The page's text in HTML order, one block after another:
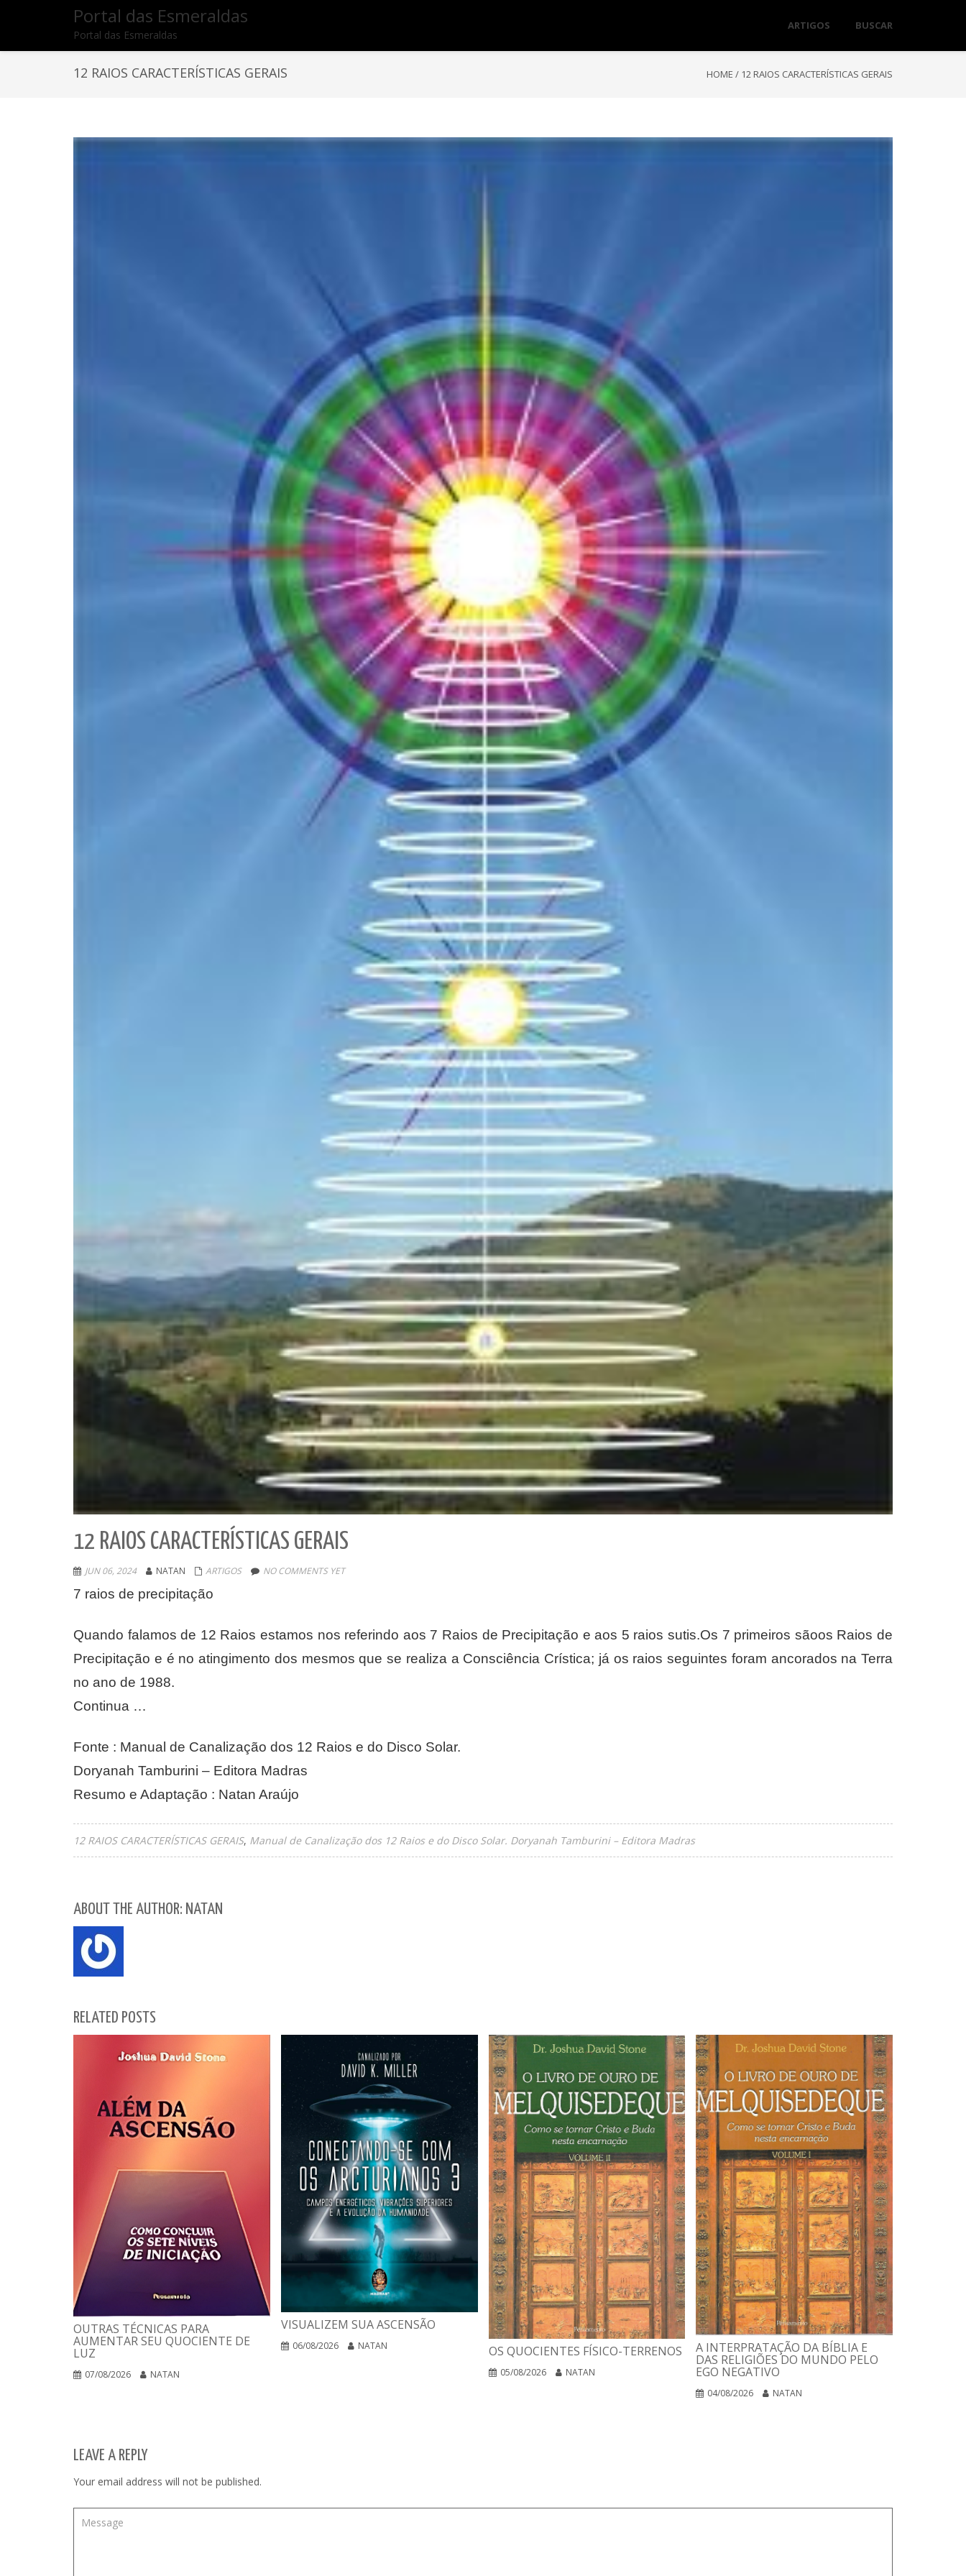
Portal das Esmeraldas
Portal das Esmeraldas
ARTIGOS BUSCAR
12 RAIOS CARACTERÍSTICAS GERAIS HOME / 12 RAIOS CARACTERÍSTICAS GERAIS
12 RAIOS CARACTERÍSTICAS GERAIS
JUN 06, 2024 NATAN ARTIGOS NO COMMENTS YET
7 raios de precipitação
Quando falamos de 12 Raios estamos nos referindo aos 7 Raios de Precipitação e aos 5 raios sutis.Os 7 primeiros sãoos Raios de
Precipitação e é no atingimento dos mesmos que se realiza a Consciência Crística; já os raios seguintes foram ancorados na Terra
no ano de 1988.
Continua …
Fonte : Manual de Canalização dos 12 Raios e do Disco Solar.
Doryanah Tamburini – Editora Madras
Resumo e Adaptação : Natan Araújo
12 RAIOS CARACTERÍSTICAS GERAIS Manual de Canalização dos 12 Raios e do Disco Solar. Doryanah Tamburini – Editora Madras
ABOUT THE AUTHOR: NATAN
RELATED POSTS
OUTRAS TÉCNICAS PARA
AUMENTAR SEU QUOCIENTE DE
LUZ
07/08/2026 NATAN
VISUALIZEM SUA ASCENSÃO
06/08/2026 NATAN OS QUOCIENTES FÍSICO-TERRENOS
05/08/2026 NATAN
A INTERPRATAÇÃO DA BÍBLIA E
DAS RELIGIÕES DO MUNDO PELO
EGO NEGATIVO
04/08/2026 NATAN
LEAVE A REPLY
Your email address will not be published.